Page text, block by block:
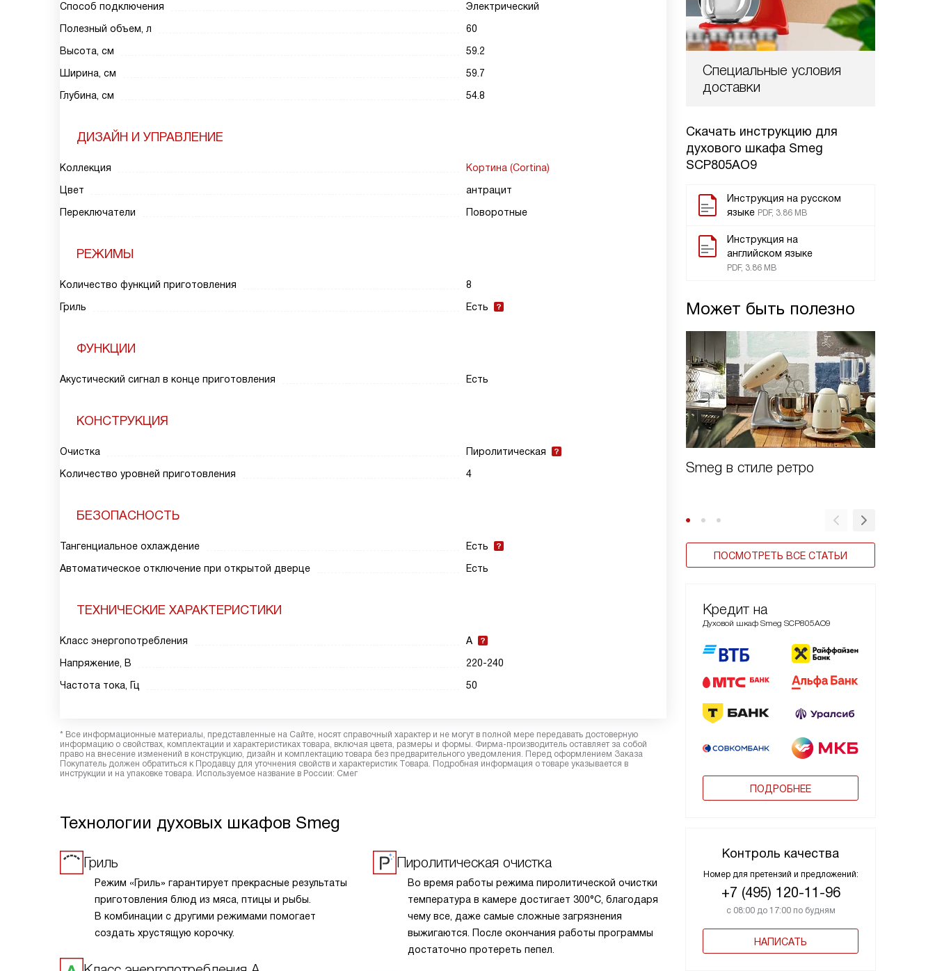
Специальные условия
доставки
Скачать инструкцию для
духового шкафа Smeg
SCP805AO9
Инструкция на русском
языке PDF, 3.86 MB
Инструкция на
английском языке
PDF, 3.86 MB
Может быть полезно
Smeg в стиле ретро
ПОСМОТРЕТЬ ВСЕ СТАТЬИ
Кредит на
Духовой шкаф Smeg SCP805AO9
ПОДРОБНЕЕ
Контроль качества
Номер для претензий и предложений:
+7 (495) 120-11-96
с 08:00 до 17:00 по будням
НАПИСАТЬ
Способ подключения
Электрический
Полезный объем, л
60
Высота, см
59.2
Ширина, см
59.7
Глубина, см
54.8
ДИЗАЙН И УПРАВЛЕНИЕ
Коллекция
Кортина (Cortina)
Цвет
антрацит
Переключатели
Поворотные
РЕЖИМЫ
Количество функций приготовления
8
Гриль
Есть
ФУНКЦИИ
Акустический сигнал в конце приготовления Есть
КОНСТРУКЦИЯ
Очистка
Пиролитическая
Количество уровней приготовления
4
БЕЗОПАСНОСТЬ
Тангенциальное охлаждение
Есть
Автоматическое отключение при открытой дверце
Есть
ТЕХНИЧЕСКИЕ ХАРАКТЕРИСТИКИ
Класс энергопотребления
A
Напряжение, В
220-240
Частота тока, Гц
50
* Все информационные материалы, представленные на Сайте, носят справочный характер и не могут в полной мере передавать достоверную
информацию о свойствах, комплектации и характеристиках товара, включая цвета, размеры и формы. Фирма-производитель оставляет за собой
право на внесение изменений в конструкцию, дизайн и комплектацию товара без предварительного уведомления. Перед оформлением Заказа
Покупатель должен обратиться к Продавцу для уточнения свойств и характеристик Товара. Подробная информация о товаре указывается в
инструкции и на упаковке товара. Используемое название в России: Смег
Технологии духовых шкафов Smeg
Гриль
Режим «Гриль» гарантирует прекрасные результаты
приготовления блюд из мяса, птицы и рыбы.
В комбинации с другими режимами помогает
создать хрустящую корочку.
Пиролитическая очистка
Во время работы режима пиролитической очистки
температура в камере достигает 300°С, благодаря
чему все, даже самые сложные загрязнения
выжигаются. После окончания работы программы
достаточно протереть пепел.